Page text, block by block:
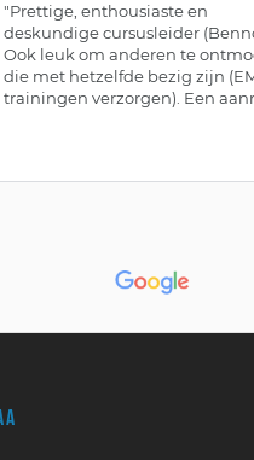
"Prettige, enthousiaste en
deskundige cursusleider
Ook leuk om anderen te
die met hetzelfde bezig zijn
trainingen verzorgen). Een